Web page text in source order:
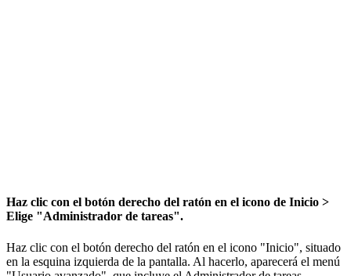
Haz clic con el botón derecho del ratón en el icono de Inicio >
Elige "Administrador de tareas".
Haz clic con el botón derecho del ratón en el icono "Inicio", situado
en la esquina izquierda de la pantalla. Al hacerlo, aparecerá el menú